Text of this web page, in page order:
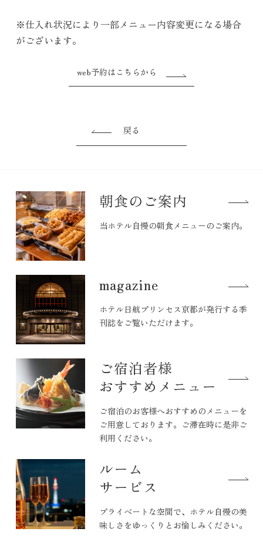
※仕入れ状況により一部メニュー内容変更になる場合
がございます。
web予約はこちらから
戻る
朝食のご案内
当ホテル自慢の朝食メニューのご案内。
magazine
ホテル日航プリンセス京都が発行する季
刊誌をご覧いただけます。
ご宿泊者様
おすすめメニュー
ご宿泊のお客様へおすすめのメニューを
ご用意しております。ご滞在時に是非ご
利用ください。
ルーム
サービス
プライベートな空間で、ホテル自慢の美
味しさをゆっくりとお愉しみください。